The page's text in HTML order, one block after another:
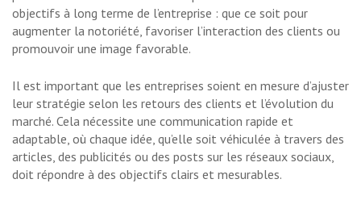
objectifs à long terme de l’entreprise : que ce soit pour
augmenter la notoriété, favoriser l’interaction des clients ou
promouvoir une image favorable.
Il est important que les entreprises soient en mesure d’ajuster
leur stratégie selon les retours des clients et l’évolution du
marché. Cela nécessite une communication rapide et
adaptable, où chaque idée, qu’elle soit véhiculée à travers des
articles, des publicités ou des posts sur les réseaux sociaux,
doit répondre à des objectifs clairs et mesurables.